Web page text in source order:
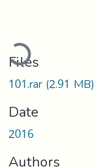
Files
101.rar(2.91 MB)
Date
2016
Authors